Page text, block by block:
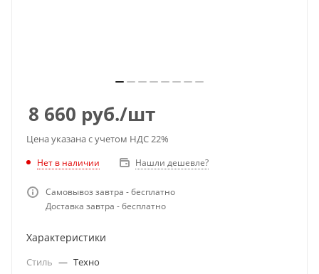
8 660 руб./шт
Цена указана с учетом НДС 22%
Нет в наличии Нашли дешевле?
Самовывоз завтра - бесплатно
Доставка завтра - бесплатно
Характеристики
Стиль — Техно